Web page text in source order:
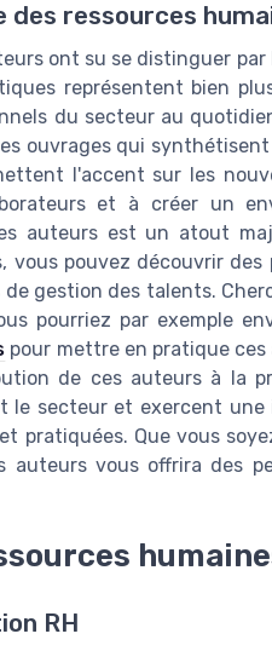
ressources
ont su se distinguer
représentent bien
du secteur au
ouvrages qui
l'accent sur les
et à créer un
auteurs est un atout
vous pouvez découvrir
gestion des talents.
pourriez par exemple
pour mettre en pratique ces
de ces auteurs à la
le secteur et exercent
pratiquées. Que vous
vous offrira des
RH